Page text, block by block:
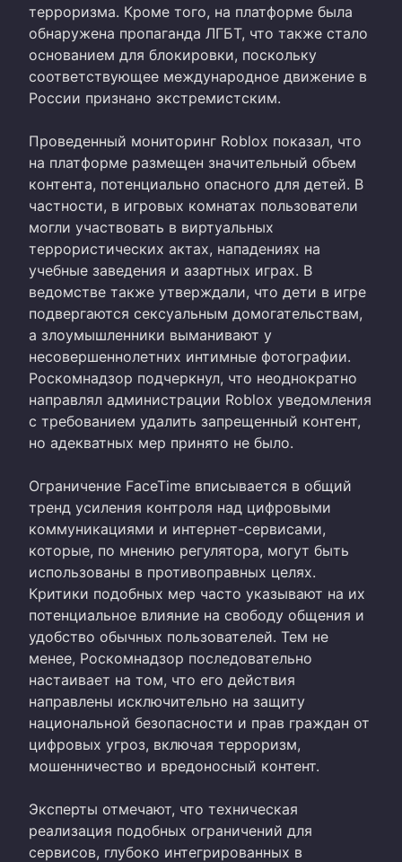
терроризма. Кроме того, на платформе была
обнаружена пропаганда ЛГБТ, что также стало
основанием для блокировки, поскольку
соответствующее международное движение в
России признано экстремистским.
Проведенный мониторинг Roblox показал, что
на платформе размещен значительный объем
контента, потенциально опасного для детей. В
частности, в игровых комнатах пользователи
могли участвовать в виртуальных
террористических актах, нападениях на
учебные заведения и азартных играх. В
ведомстве также утверждали, что дети в игре
подвергаются сексуальным домогательствам,
а злоумышленники выманивают у
несовершеннолетних интимные фотографии.
Роскомнадзор подчеркнул, что неоднократно
направлял администрации Roblox уведомления
с требованием удалить запрещенный контент,
но адекватных мер принято не было.
Ограничение FaceTime вписывается в общий
тренд усиления контроля над цифровыми
коммуникациями и интернет-сервисами,
которые, по мнению регулятора, могут быть
использованы в противоправных целях.
Критики подобных мер часто указывают на их
потенциальное влияние на свободу общения и
удобство обычных пользователей. Тем не
менее, Роскомнадзор последовательно
настаивает на том, что его действия
направлены исключительно на защиту
национальной безопасности и прав граждан от
цифровых угроз, включая терроризм,
мошенничество и вредоносный контент.
Эксперты отмечают, что техническая
реализация подобных ограничений для
сервисов, глубоко интегрированных в